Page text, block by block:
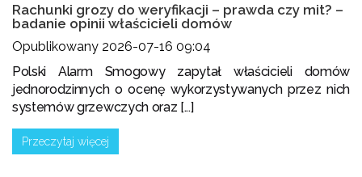
Rachunki grozy do weryfikacji – prawda czy mit? –
badanie opinii właścicieli domów
Opublikowany 2026-07-16 09:04
Polski Alarm Smogowy zapytał właścicieli domów
jednorodzinnych o ocenę wykorzystywanych przez nich
systemów grzewczych oraz [...]
Przeczytaj więcej